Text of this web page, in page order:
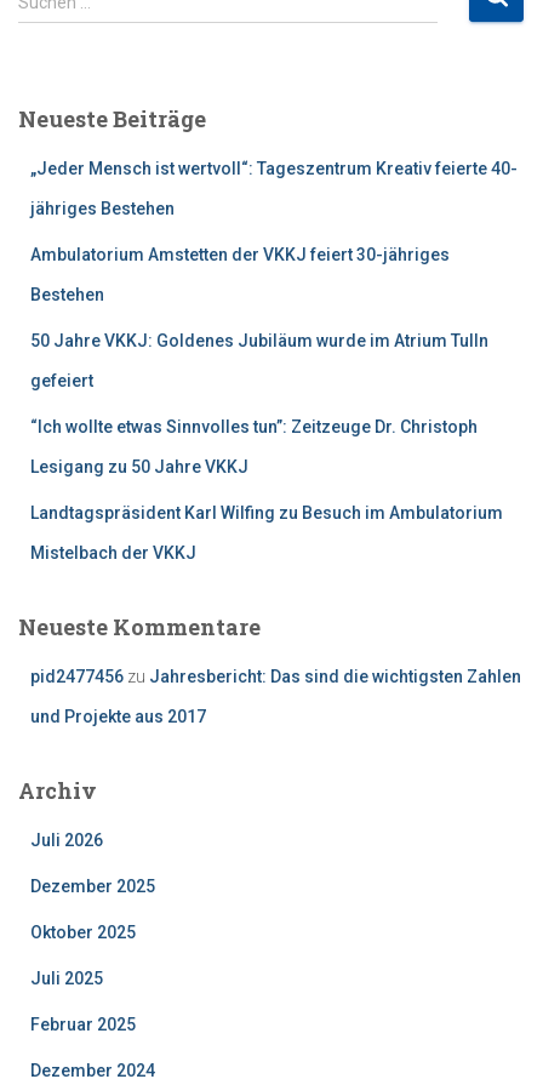
u
n
Neueste Beiträge
„Jeder Mensch ist wertvoll“: Tageszentrum Kreativ feierte 40-
jähriges Bestehen
Ambulatorium Amstetten der VKKJ feiert 30-jähriges
Bestehen
50 Jahre VKKJ: Goldenes Jubiläum wurde im Atrium Tulln
gefeiert
“Ich wollte etwas Sinnvolles tun”: Zeitzeuge Dr. Christoph
Lesigang zu 50 Jahre VKKJ
Landtagspräsident Karl Wilfing zu Besuch im Ambulatorium
Mistelbach der VKKJ
Neueste Kommentare
pid2477456 zu Jahresbericht: Das sind die wichtigsten Zahlen
und Projekte aus 2017
Archiv
Juli 2026
Dezember 2025
Oktober 2025
Juli 2025
Februar 2025
Dezember 2024